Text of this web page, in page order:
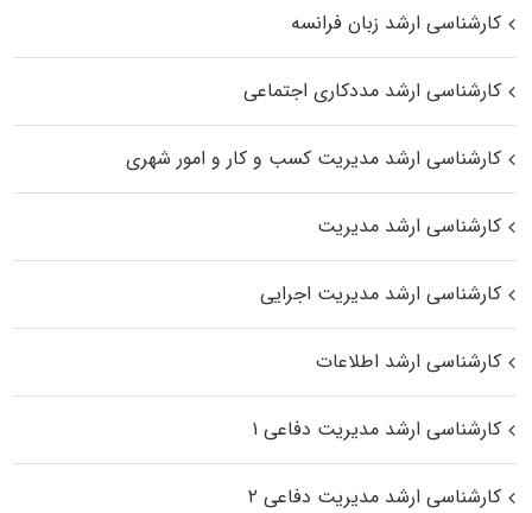
کارشناسی ارشد زبان فرانسه
کارشناسی ارشد مددکاری اجتماعی
کارشناسی ارشد مدیریت کسب و کار و امور شهری
کارشناسی ارشد مدیریت
کارشناسی ارشد مدیریت اجرایی
کارشناسی ارشد اطلاعات
کارشناسی ارشد مدیریت دفاعی ۱
کارشناسی ارشد مدیریت دفاعی ۲